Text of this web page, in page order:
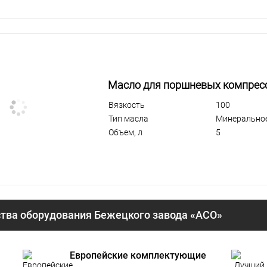
Масло для поршневых
Вязкость
100
Тип масла
Объем, л
5
оборудования Бежецкого завода «АСО»
Европейские комплектующие